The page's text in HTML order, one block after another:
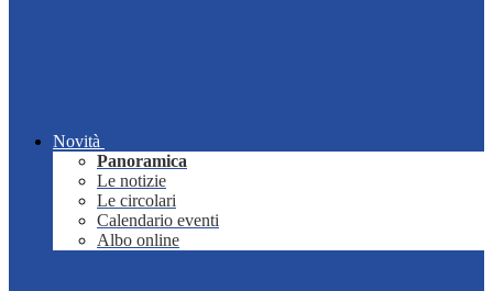
Novità
Panoramica
Le notizie
Le circolari
Calendario eventi
Albo online